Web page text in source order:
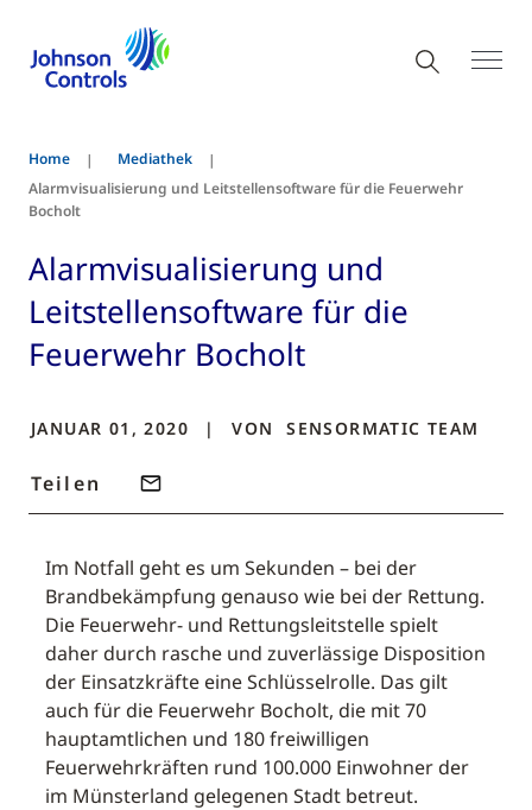
Home
Mediathek
Alarmvisualisierung und Leitstellensoftware für die Feuerwehr
Bocholt
Alarmvisualisierung und
Leitstellensoftware für die
Feuerwehr Bocholt
JANUAR 01, 2020 VON SENSORMATIC TEAM
Teilen
Im Notfall geht es um Sekunden – bei der
Brandbekämpfung genauso wie bei der Rettung.
Die Feuerwehr- und Rettungsleitstelle spielt
daher durch rasche und zuverlässige Disposition
der Einsatzkräfte eine Schlüsselrolle. Das gilt
auch für die Feuerwehr Bocholt, die mit 70
hauptamtlichen und 180 freiwilligen
Feuerwehrkräften rund 100.000 Einwohner der
im Münsterland gelegenen Stadt betreut.